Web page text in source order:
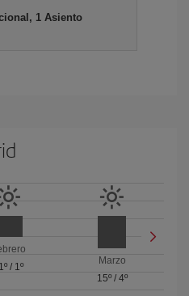
1 Asiento
/ 1º
Marzo
15º/ 4º